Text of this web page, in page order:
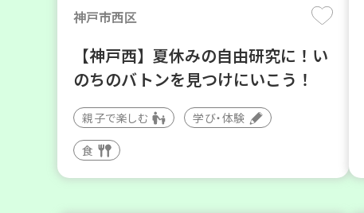
神戸市西区
【神戸西】夏休みの自由研究に！い
のちのバトンを見つけにいこう！
親子で楽しむ 学び・体験
食